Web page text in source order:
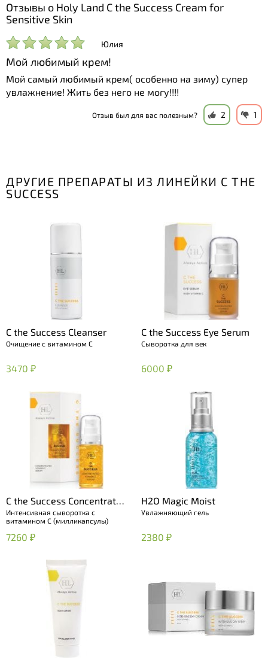
Отзывы о Holy Land C the Success Cream for
Sensitive Skin
Юлия
Мой любимый крем!
Мой самый любимый крем( особенно на зиму) супер
увлажнение! Жить без него не могу!!!!
Отзыв был для вас полезным? 2 1
ДРУГИЕ ПРЕПАРАТЫ ИЗ ЛИНЕЙКИ C THE
SUCCESS
C the Success Cleanser
Очищение с витамином C
3470 ₽
C the Success Eye Serum
Сыворотка для век
6000 ₽
C the Success Concentrated
Vitamin C Serum
Интенсивная сыворотка с
витамином С (милликапсулы)
7260 ₽
H2O Magic Moist
Увлажняющий гель
2380 ₽